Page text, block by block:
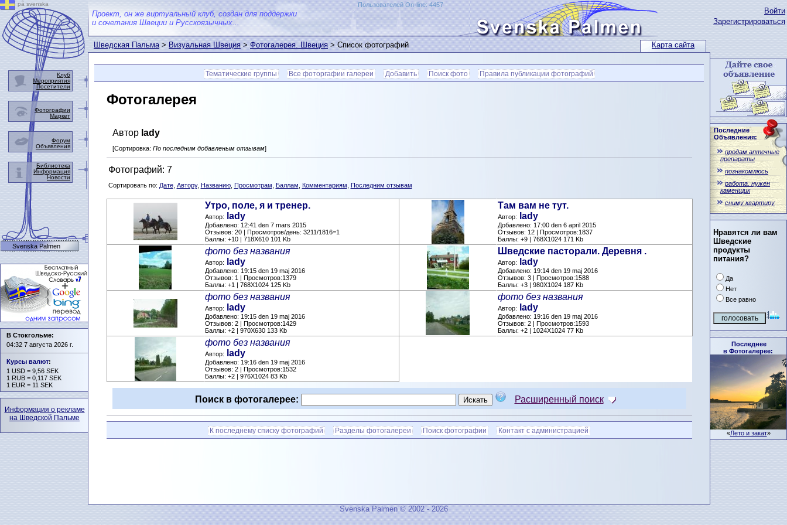
Карта сайта
Войти
Зарегистрироваться
Последние
Объявления:
продам аптечные
препараты
познакомлюсь
работа. нужен
каменщик
сниму квартиру
Нравятся ли вам
Шведские
продукты
питания?
Да
Нет
Все равно
Последнее
в Фотогалерее:
«Лето и закат»
Проект, он же виртуальный клуб, создан для поддержки
и сочетания Швеции и Русскоязычных...
Пользователей On-line: 4457
Шведская Пальма>Визуальная Швеция>Фотогалерея. Швеция> Список фотографий
Тематические группы Все фоторгафии галереи Добавить Поиск фото Правила публикации фотографий
Фотогалерея
Автор lady
[Сортировка: По последним добавленым отзывам]
Фотографий: 7
Сортировать по: Дате, Автору, Названию, Просмотрам Баллам Комментариям Последним отзывам
Утро, поле, я и тренер.
Автор: lady
Добавлено: 12:41 den 7 mars 2015
Отзывов: 20 | Просмотров/день: 3211/1816=1
Баллы: +10 | 718X610 101 Kb
Там вам не тут.
Автор: lady
Добавлено: 17:00 den 6 april 2015
Отзывов: 12 | Просмотров:1837
Баллы: +9 | 768X1024 171 Kb
фото без названия
Автор: lady
Добавлено: 19:15 den 19 maj 2016
Отзывов: 1 | Просмотров:1379
Баллы: +1 | 768X1024 125 Kb
Шведские пасторали. Деревня .
Автор: lady
Добавлено: 19:14 den 19 maj 2016
Отзывов: 3 | Просмотров:1588
Баллы: +3 | 980X1024 187 Kb
фото без названия
Автор: lady
Добавлено: 19:15 den 19 maj 2016
Отзывов: 2 | Просмотров:1429
Баллы: +2 | 970X630 133 Kb
фото без названия
Автор: lady
Добавлено: 19:16 den 19 maj 2016
Отзывов: 2 | Просмотров:1593
Баллы: +2 | 1024X1024 77 Kb
фото без названия
Автор: lady
Добавлено: 19:16 den 19 maj 2016
Отзывов: 2 | Просмотров:1532
Баллы: +2 | 976X1024 83 Kb
Поиск в фотогалерее: Расширенный поиск
К последнему списку фотографий Разделы фотогалереи Поиск фотографии Контакт с администрацией
på svenska
Клуб
Мероприятия
Посетители
Фотографии
Маркет
Форум
Объявления
Библиотека
Информация
Новости
Svenska Palmen
В Стокгольме:
04:32 7 августа 2026 г.
Курсы валют:
1 USD = 9,56 SEK
1 RUB = 0,117 SEK
1 EUR = 11 SEK
Информация о рекламе
на Шведской Пальме
Svenska Palmen © 2002 - 2026